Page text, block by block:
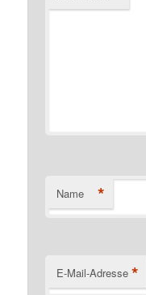
Name *
E-Mail-Adresse *